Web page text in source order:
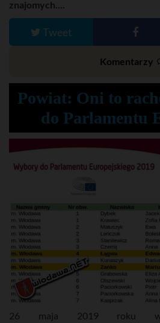
znajomych....
Tweet
Komentarzy
Powiat: Oni to
do Parlamentu
26 maja 2019 roku